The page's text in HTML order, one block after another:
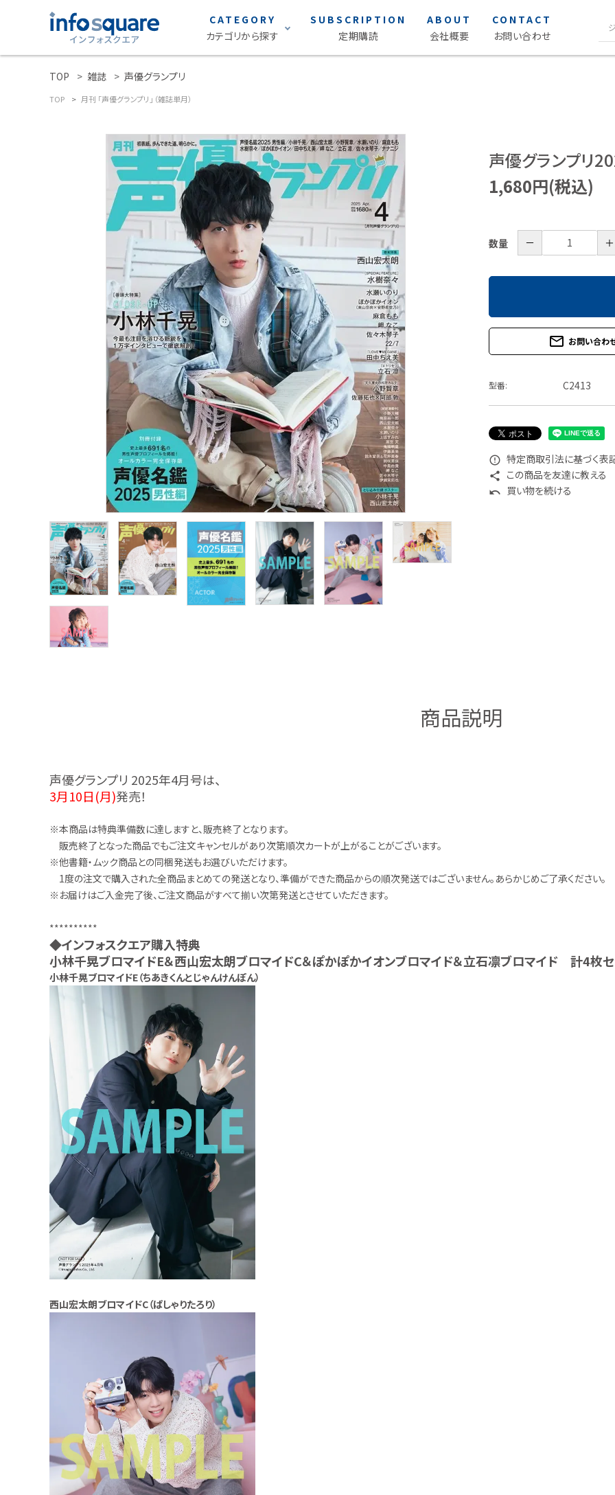
CATEGORY
カテゴリから探す
声優グランプリ
S Cawaii!
ロト・ナンバーズ
S Cawaii! ME
男性声優
声優読み
グラビア
STRiKE！
EMO girl
アイドル・タレント
アイドル
タレント
ヒー
薬屋のひ
SUBSCRIPTION
定期購読
ABOUT
会社概要
CONTACT
お問い合わせ
search
person 新規会員登録
声優写真集・フォトブック
ロト・ナンバーズ書籍・グッズ
ご利用ガイド
プライバシーポリシー
特定商取引法について
お問い合わせ
TOP 雑誌 声優グランプリ
TOP 月刊 「声優グランプリ」（雑誌単月）
声優グランプリ
1,680円(税込)
数量 － ＋
mail_outline お問い合わ
型番: C2413
error_outline 特定商取引法に基づく表
share この商品を友達に教える
undo 買い物を続ける
商品説明
声優グランプリ 2025年4月号は、
3月10日(月)発売！
※本商品は特典準備数に達しますと、販売終了となります。
販売終了となった商品でもご注文キャンセルがあり次第順次カートが上がることがございます。
※他書籍・ムック商品との同梱発送もお選びいただけます。
1度の注文で購入された全商品まとめての発送となり、準備ができた商品からの順次発送ではございません。あらかじめご了承ください。
※お届けはご入金完了後、ご注文商品がすべて揃い次第発送とさせていただきます。
**********
◆インフォスクエア購入特典
小林千晃ブロマイドE＆西山宏太朗ブロマイドC＆ぽかぽかイオンブロマイド＆立石凛ブロマイド 計4枚セ
小林千晃ブロマイドE（ちあきくんとじゃんけんぽん）
西山宏太朗ブロマイドC（ぱしゃりたろり）